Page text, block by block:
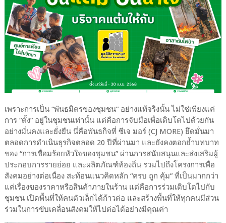
เพราะการเป็น “พันธมิตรของชุมชน” อย่างแท้จริงนั้น ไม่ใช่เพียงแค่
การ “ตั้ง” อยู่ในชุมชนเท่านั้น แต่คือการจับมือเพื่อเติบโตไปด้วยกัน
อย่างมั่นคงและยั่งยืน นี่คือพันธกิจที่ ซีเจ มอร์ (CJ MORE) ยึดมั่นมา
ตลอดการดำเนินธุรกิจตลอด 20 ปีที่ผ่านมา และยังคงตอกย้ำบทบาท
ของ “การเชื่อมร้อยหัวใจของชุมชน” ผ่านการสนับสนุนและส่งเสริมผู้
ประกอบการรายย่อย และผลิตภัณฑ์ท้องถิ่น รวมไปถึงโครงการเพื่อ
สังคมอย่างต่อเนื่อง สะท้อนแนวคิดหลัก “ครบ ถูก คุ้ม” ที่เป็นมากกว่า
แค่เรื่องของราคาหรือสินค้าภายในร้าน แต่คือการร่วมเติบโตไปกับ
ชุมชน เปิดพื้นที่ให้คนตัวเล็กได้ก้าวต่อ และสร้างพื้นที่ให้ทุกคนมีส่วน
ร่วมในการขับเคลื่อนสังคมให้ไปต่อได้อย่างมีคุณค่า